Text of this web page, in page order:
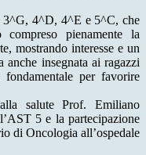
4^D, 4^E e 5^C, che
compreso pienamente la
mostrando interesse e un
anche insegnata ai ragazzi
per favorire
salute Prof. Emiliano
5 e la partecipazione
di Oncologia all’ospedale